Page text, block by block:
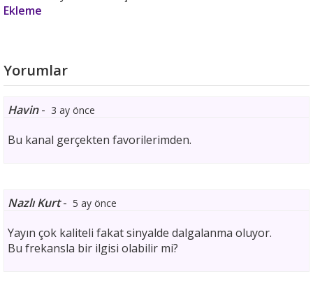
Ekleme
Yorumlar
Havin- 3 ay önce
Bu kanal gerçekten favorilerimden.
Nazlı Kurt- 5 ay önce
Yayın çok kaliteli fakat sinyalde dalgalanma oluyor.
Bu frekansla bir ilgisi olabilir mi?